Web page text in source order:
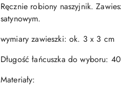
Ręcznie robiony naszyjnik.
satynowym.
wymiary zawieszki: ok. 3 x 3 cm
Długość łańcuszka do wyboru:
Materiały: